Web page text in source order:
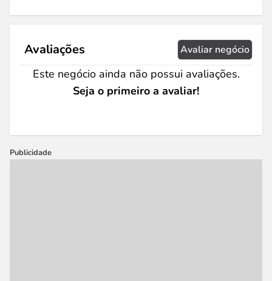
Avaliações Avaliar negócio
Este negócio ainda não possui avaliações.
Seja o primeiro a avaliar!
Publicidade